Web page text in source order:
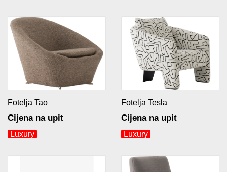
Fotelja Tao
Cijena na upit
Luxury
Fotelja Tesla
Cijena na upit
Luxury